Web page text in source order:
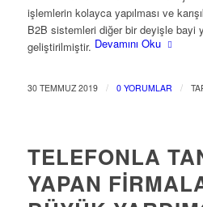
işlemlerin kolayca yapılması ve
B2B sistemleri diğer bir deyişle bayi
geliştirilmiştir. Devamını Oku
30 TEMMUZ 2019 / 0 YORUMLAR /
TELEFONLA
YAPAN